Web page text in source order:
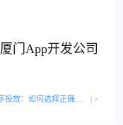
厦门 App开发公司
| >